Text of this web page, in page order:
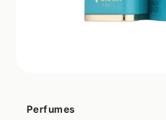
Perfumes